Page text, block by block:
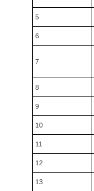
5
6
7
8
9
10
11
12
13